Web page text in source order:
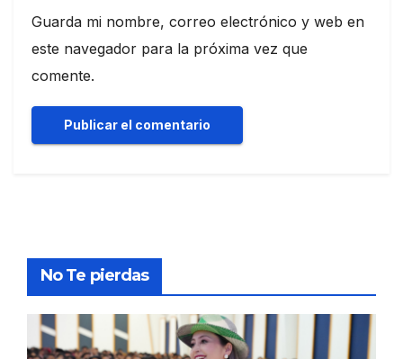
Guarda mi nombre, correo electrónico y web en
este navegador para la próxima vez que
comente.
No Te pierdas